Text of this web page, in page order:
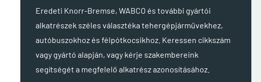
Eredeti Knorr-Bremse, WABCO és további gyártói
alkatrészek széles választéka tehergépjárművekhez,
autóbuszokhoz és félpótkocsikhoz. Keressen cikkszám
vagy gyártó alapján, vagy kérje szakembereink
segítségét a megfelelő alkatrész azonosításához.